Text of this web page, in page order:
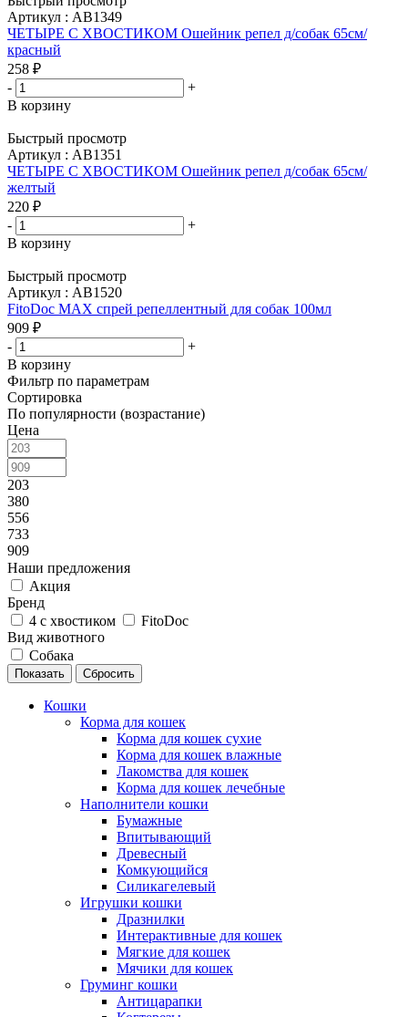
Артикул : АВ1349
ЧЕТЫРЕ С ХВОСТИКОМ Ошейник репел д/собак 65см/
красный
258 ₽
-
+
В корзину
Быстрый просмотр
Артикул : АВ1351
ЧЕТЫРЕ С ХВОСТИКОМ Ошейник репел д/собак 65см/
желтый
220 ₽
-
+
В корзину
Быстрый просмотр
Артикул : АВ1520
FitoDoc МАХ спрей репеллентный для собак 100мл
909 ₽
-
+
В корзину
Фильтр по параметрам
Сортировка
По популярности (возрастание)
Цена
203
380
556
733
909
Наши предложения
Акция
Бренд
4 с хвостиком
FitoDoc
Вид животного
Собака
Сбросить
Кошки
Корма для кошек
Корма для кошек сухие
Корма для кошек влажные
Лакомства для кошек
Корма для кошек лечебные
Наполнители кошки
Бумажные
Впитывающий
Древесный
Комкующийся
Силикагелевый
Игрушки кошки
Дразнилки
Интерактивные для кошек
Мягкие для кошек
Мячики для кошек
Груминг кошки
Антицарапки